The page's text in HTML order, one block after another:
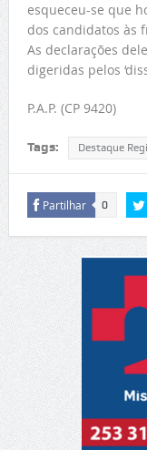
esqueceu-se que
dos candidatos às
As declarações
digeridas pelos
P.A.P. (CP 9420)
Tags: Destaque
Partilhar 0